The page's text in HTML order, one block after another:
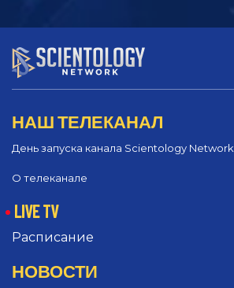
НАШ ТЕЛЕКАНАЛ
День запуска канала Scientology Network
О телеканале
LIVE TV
Расписание
НОВОСТИ